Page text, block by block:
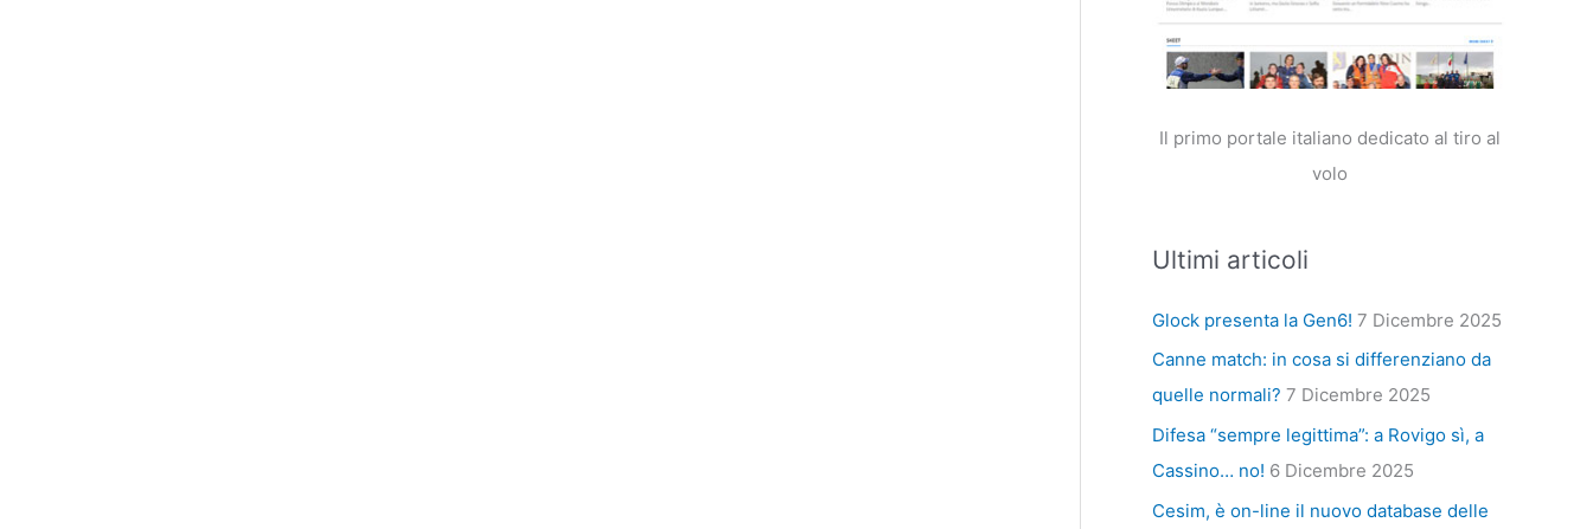
Il primo portale italiano dedicato al tiro al
volo
Ultimi articoli
Glock presenta la Gen6! 7 Dicembre 2025
Canne match: in cosa si differenziano da
quelle normali? 7 Dicembre 2025
Difesa “sempre legittima”: a Rovigo sì, a
Cassino… no! 6 Dicembre 2025
Cesim, è on-line il nuovo database delle